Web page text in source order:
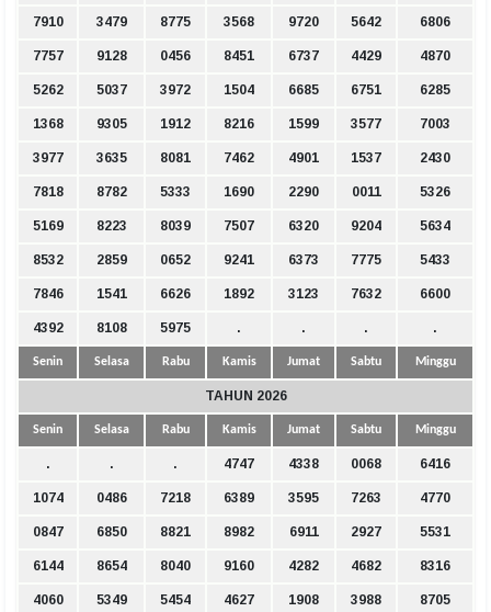
7910 3479 8775 3568 9720 5642 6806
7757 9128 0456 8451 6737 4429 4870
5262 5037 3972 1504 6685 6751 6285
1368 9305 1912 8216 1599 3577 7003
3977 3635 8081 7462 4901 1537 2430
7818 8782 5333 1690 2290 0011 5326
5169 8223 8039 7507 6320 9204 5634
8532 2859 0652 9241 6373 7775 5433
7846 1541 6626 1892 3123 7632 6600
4392 8108 5975 . . . .
Senin Selasa Rabu Kamis Jumat Sabtu Minggu
TAHUN 2026
Senin Selasa Rabu Kamis Jumat Sabtu Minggu
. . . 4747 4338 0068 6416
1074 0486 7218 6389 3595 7263 4770
0847 6850 8821 8982 6911 2927 5531
6144 8654 8040 9160 4282 4682 8316
4060 5349 5454 4627 1908 3988 8705